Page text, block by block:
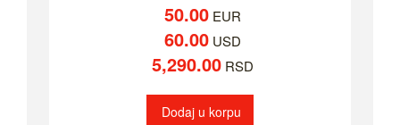
50.00EUR
60.00USD
5,290.00RSD
Dodaj u korpu